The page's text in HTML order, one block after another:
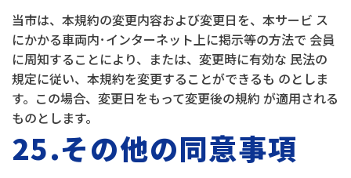
当市は、本規約の変更内容および変更日を、本サービ ス
にかかる車両内･インターネット上に掲示等の方法で 会員
に周知することにより、または、変更時に有効な 民法の
規定に従い、本規約を変更することができるも のとしま
す。この場合、変更日をもって変更後の規約 が適用される
ものとします。
25.その他の同意事項